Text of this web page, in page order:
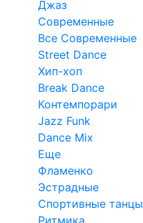
Джаз
Современные
Все Современные
Street Dance
Хип-хоп
Break Dance
Контемпорари
Jazz Funk
Dance Mix
Еще
Фламенко
Эстрадные
Спортивные танцы
Ритмика